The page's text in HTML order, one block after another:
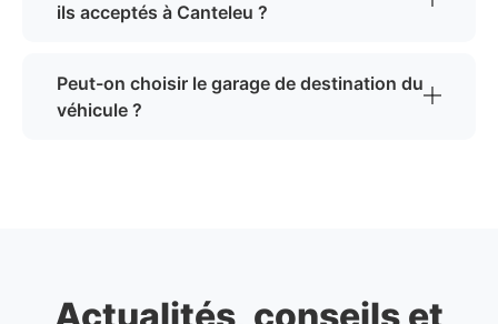
ils acceptés à Canteleu ?
Peut-on choisir le garage de destination du
véhicule ?